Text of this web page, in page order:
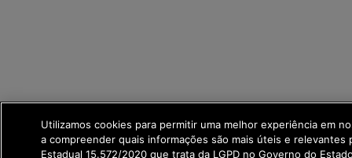
Utilizamos cookies para permitir uma melhor experiência em
a compreender quais informações são mais úteis e relevantes
Estadual 15.572/2020 que trata da LGPD no Governo do